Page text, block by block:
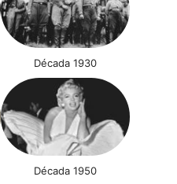
Década 1930
Década 1950